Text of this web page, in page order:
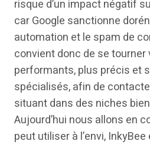
risque d’un impact négatif
car Google sanctionne
automation et le spam de
convient donc de se
performants, plus précis et
spécialisés, afin de
situant dans des niches
Aujourd’hui nous allons en
peut utiliser à l’envi,